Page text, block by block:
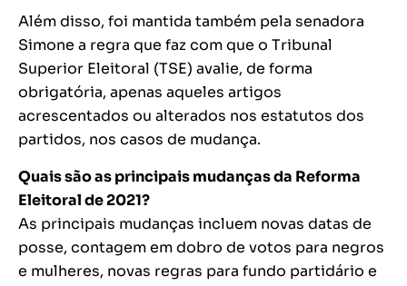
Além disso, foi mantida também pela senadora
Simone a regra que faz com que o Tribunal
Superior Eleitoral (TSE) avalie, de forma
obrigatória, apenas aqueles artigos
acrescentados ou alterados nos estatutos dos
partidos, nos casos de mudança.
Quais são as principais mudanças da Reforma
Eleitoral de 2021?
As principais mudanças incluem novas datas de
posse, contagem em dobro de votos para negros
e mulheres, novas regras para fundo partidário e